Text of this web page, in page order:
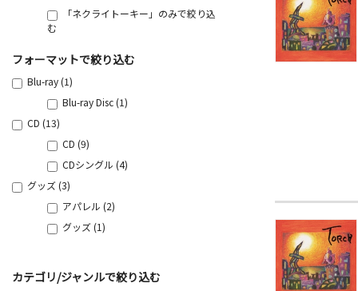
「ネクライトーキー」のみで絞り込
む
フォーマットで絞り込む
Blu-ray (1)
Blu-ray Disc (1)
CD (13)
CD (9)
CDシングル (4)
グッズ (3)
アパレル (2)
グッズ (1)
カテゴリ/ジャンルで絞り込む